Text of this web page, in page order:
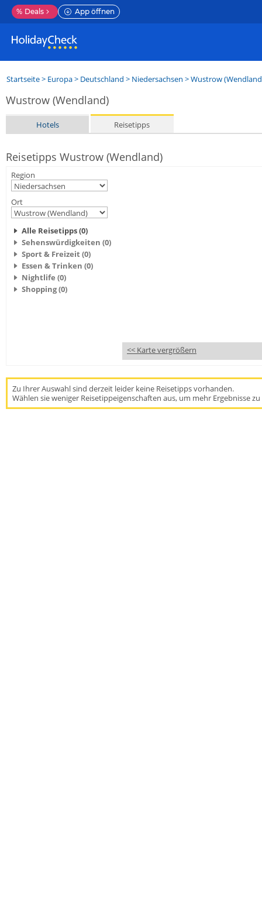
% Deals App öffnen
Startseite> Europa> Deutschland > Niedersachsen >Wustrow
Wustrow (Wendland)
Hotels Reisetipps
Reisetipps Wustrow (Wendland)
Region
Ort
Alle Reisetipps (0)
Sehenswürdigkeiten (0)
Sport & Freizeit (0)
Essen & Trinken (0)
Nightlife (0)
Shopping (0)
<< Karte vergrößern
Zu Ihrer Auswahl sind derzeit leider keine Reisetipps vorhanden.
Wählen sie weniger Reisetippeigenschaften aus, um mehr Ergebnisse